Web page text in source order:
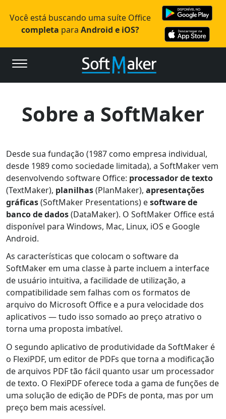
Você está buscando uma suíte Office
completa paraAndroid e iOS?
Sobre a SoftMaker
Desde sua fundação (1987 como empresa individual,
desde 1989 como sociedade limitada), a SoftMaker vem
desenvolvendo software Office: processador de texto
(TextMaker), planilhas(PlanMaker), apresentações
gráficas(SoftMaker Presentations) esoftware de
banco de dados(DataMaker). O SoftMaker Office está
disponível para Windows, Mac, Linux, iOS e Google
Android.
As características que colocam o software da
SoftMaker em uma classe à parte incluem a interface
de usuário intuitiva, a facilidade de utilização, a
compatibilidade sem falhas com os formatos de
arquivo do Microsoft Office e a pura velocidade dos
aplicativos — tudo isso somado ao preço atrativo o
torna uma proposta imbatível.
O segundo aplicativo de produtividade da SoftMaker é
o FlexiPDF, um editor de PDFs que torna a modificação
de arquivos PDF tão fácil quanto usar um processador
de texto. O FlexiPDF oferece toda a gama de funções de
uma solução de edição de PDFs de ponta, mas por um
preço bem mais acessível.